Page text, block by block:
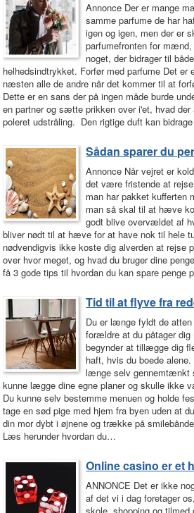
Annonce Der er mange
samme parfume de har
igen og igen, men der er
parfumefronten for
noget, der bidrager til
helhedsindtrykket. Forfør med parfume Det er
næsten alle de andre når det kommer til at
Dette er en sans der på ingen måde burde
en partner og sætte prikken over i'et, hvad
poleret udstråling. Den rigtige duft kan
Sådan sparer du
Annonce Når vejret er
det være fristende at
man har pakket kufferten
man så skal til at hæve
godt blive overvældet af
bliver nødt til at hæve for at have nok til hele
nødvendigvis ikke koste dig alverden at rejse
over hvor meget, og hvad du bruger dine
få 3 gode tips til hvordan du kan spare penge
Tid til at flyve fra
Du er længe fyldt de
forældre at du påtager dig
begynder at tillægge dig
haft, hvis du boede
længe selv gennemtænkt
kunne lægge dine egne planer og skulle ikke
Du kunne selv bestemme menuen og holde
tage en sød pige med hjem fra byen uden at
din mor dybt i øjnene og trække på
Læs herunder hvordan du…
Online casino er et
ANNONCE Det er ikke
af det vi i dag foretager